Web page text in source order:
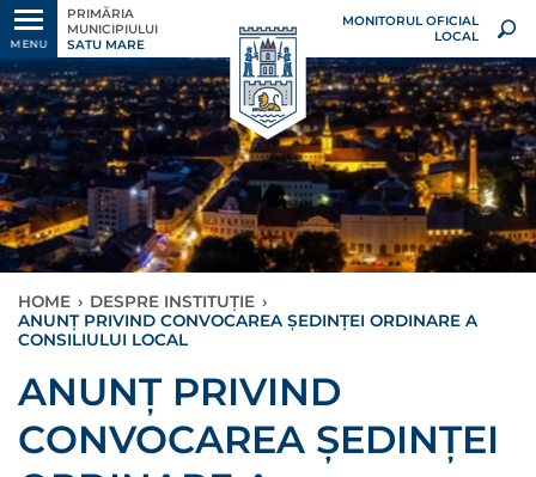
MENU
PRIMĂRIA
MUNICIPIULUI
SATU MARE
MONITORUL OFICIAL
LOCAL
HOME › DESPRE INSTITUȚIE ›
ANUNȚ PRIVIND CONVOCAREA ȘEDINȚEI ORDINARE A
CONSILIULUI LOCAL
ANUNȚ PRIVIND
CONVOCAREA ȘEDINȚEI